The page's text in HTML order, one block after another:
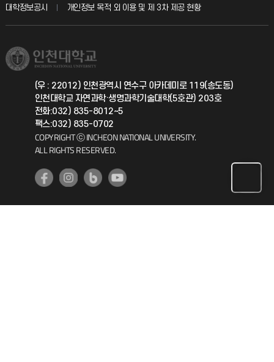
취업정보(학생)
학생서비스 지킴이
총동문회
교육혁신본부
국제지원과
공자아카데미
기초교육원
대학정보공시
개인정보 목적 외 이용 및 제 3차 제공 현황
(우 : 22012) 인천광역시 연수구 아카데미로 119(송도동)
인천대학교 자연과학·생명과학기술대학(5호관) 203호
전화:032) 835-8012~5
팩스:032) 835-0702
COPYRIGHT ⓒ INCHEON NATIONAL UNIVERSITY.
ALL RIGHTS RESERVED.